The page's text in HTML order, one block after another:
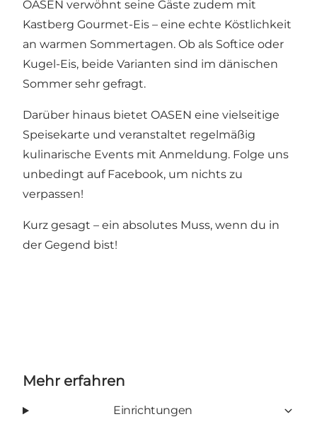
OASEN verwöhnt seine Gäste zudem mit
Kastberg Gourmet-Eis – eine echte Köstlichkeit
an warmen Sommertagen. Ob als Softice oder
Kugel-Eis, beide Varianten sind im dänischen
Sommer sehr gefragt.
Darüber hinaus bietet OASEN eine vielseitige
Speisekarte und veranstaltet regelmäßig
kulinarische Events mit Anmeldung. Folge uns
unbedingt auf Facebook, um nichts zu
verpassen!
Kurz gesagt – ein absolutes Muss, wenn du in
der Gegend bist!
Mehr erfahren
Einrichtungen